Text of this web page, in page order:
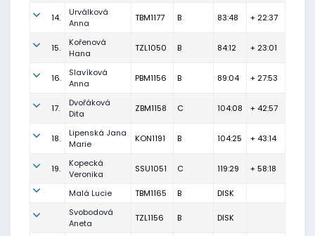
14.
Urválková
Anna
TBM1177 B 83:48 + 22:37
15.
Kořenová
Hana
TZL1050 B 84:12 + 23:01
16.
Slavíková
Anna
PBM1156 B 89:04 + 27:53
17.
Dvořáková
Dita
ZBM1158 C 104:08 + 42:57
18.
Lipenská Jana
Marie
KON1191 B 104:25 + 43:14
19.
Kopecká
Veronika
SSU1051 C 119:29 + 58:18
Malá Lucie TBM1165 B
DISK
Svobodová
Aneta
TZL1156 B DISK